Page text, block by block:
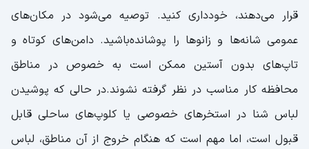
قرار می‌دهند، خودداری کنید. توصیه می‌شود در مکان‌های
عمومی شانه‌ها و زانوها را پوشانده‌باشید. دامن‌های کوتاه و
تاپ‌های بدون آستین ممکن است به خصوص در مناطق
محافظه کار مناسب در نظر گرفته نشوند.در حالی که پوشیدن
لباس شنا در استخرهای خصوصی یا کلوپ‌های ساحلی قابل
قبول است، اما مهم است که هنگام خروج از آن مناطق، لباس